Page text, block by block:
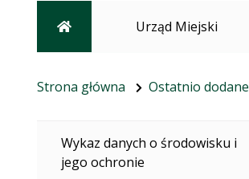
Strona głównaUrząd Miejski
Strona główna Ostatnio dodane
Wykaz danych o środowisku i
jego ochronie